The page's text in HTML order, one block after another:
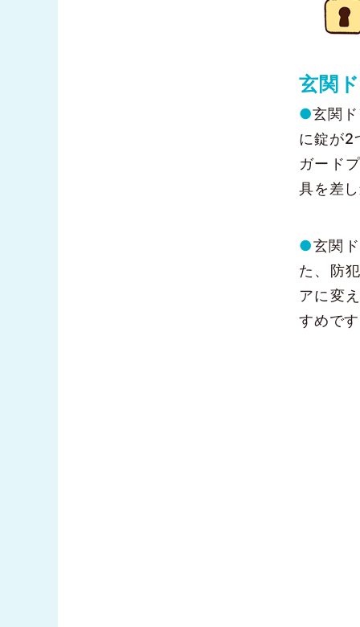
玄関
●玄関
に錠が2
ガード
具を差
●玄関
た、防
アに変
すめで